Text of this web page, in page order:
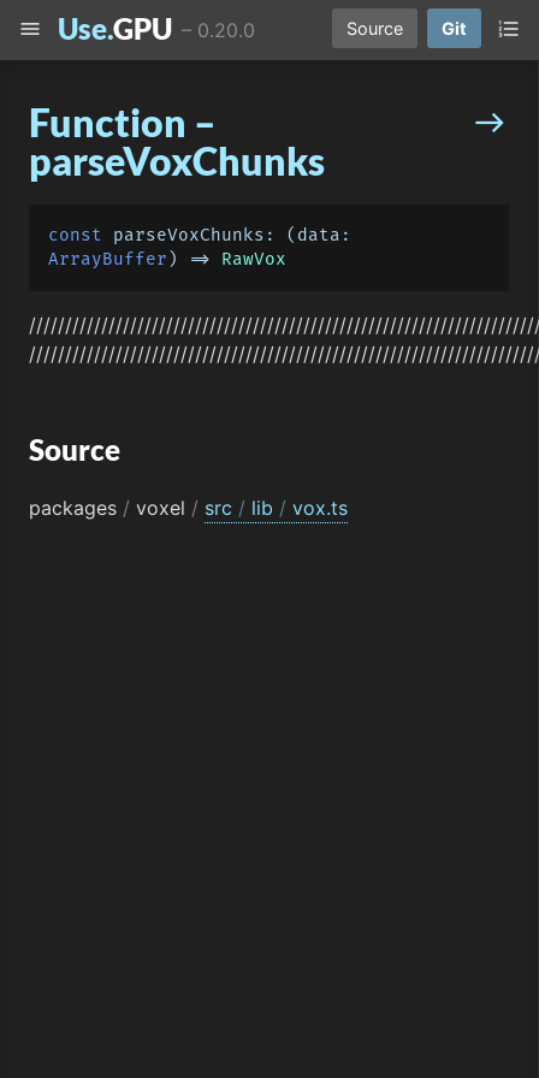
Use.GPU – 0.20.0 Source Git
east
Function –
parseVoxChunks
const parseVoxChunks : (
ArrayBuffer ) => RawVox
Source
packages / voxel / src / lib / vox.ts
menu format_list_numbered